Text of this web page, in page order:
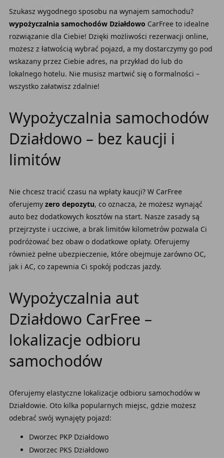
Szukasz wygodnego sposobu na wynajem samochodu?
wypożyczalnia samochodów Działdowo CarFree to idealne
rozwiązanie dla Ciebie! Dzięki możliwości rezerwacji online,
możesz z łatwością wybrać pojazd, a my dostarczymy go pod
wskazany przez Ciebie adres, na przykład do lub do
lokalnego hotelu. Nie musisz martwić się o formalności –
wszystko załatwisz zdalnie!
Wypożyczalnia samochodów
Działdowo – bez kaucji i
limitów
Nie chcesz tracić czasu na wpłaty kaucji? W CarFree
oferujemy zero depozytu, co oznacza, że możesz wynająć
auto bez dodatkowych kosztów na start. Nasze zasady są
przejrzyste i uczciwe, a brak limitów kilometrów pozwala Ci
podróżować bez obaw o dodatkowe opłaty. Oferujemy
również pełne ubezpieczenie, które obejmuje zarówno OC,
jak i AC, co zapewnia Ci spokój podczas jazdy.
Wypożyczalnia aut
Działdowo CarFree –
lokalizacje odbioru
samochodów
Oferujemy elastyczne lokalizacje odbioru samochodów w
Działdowie. Oto kilka popularnych miejsc, gdzie możesz
odebrać swój wynajęty pojazd:
Dworzec PKP Działdowo
Dworzec PKS Działdowo